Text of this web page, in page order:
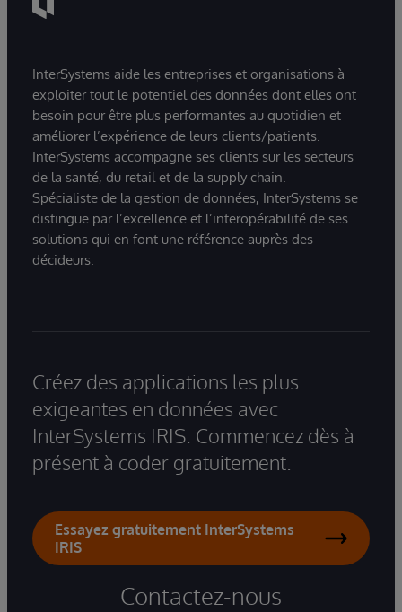
InterSystems aide les entreprises et organisations à
exploiter tout le potentiel des données dont elles ont
besoin pour être plus performantes au quotidien et
améliorer l’expérience de leurs clients/patients.
InterSystems accompagne ses clients sur les secteurs
de la santé, du retail et de la supply chain.
Spécialiste de la gestion de données, InterSystems se
distingue par l’excellence et l’interopérabilité de ses
solutions qui en font une référence auprès des
décideurs.
Créez des applications les plus
exigeantes en données avec
InterSystems IRIS. Commencez dès à
présent à coder gratuitement.
Essayez gratuitement InterSystems
IRIS
Contactez-nous